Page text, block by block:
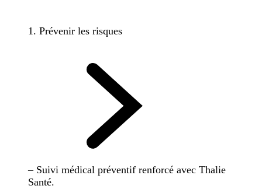
1. Prévenir les risques
– Suivi médical préventif renforcé avec Thalie
Santé.